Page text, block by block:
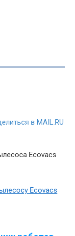
Ecovacs
Ecovacs